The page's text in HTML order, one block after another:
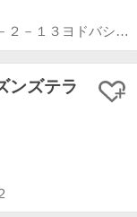
宮城県仙台市宮城野区榴岡１－２－１３ヨドバシ仙台第２ビル８Ｆ
ンズテラ